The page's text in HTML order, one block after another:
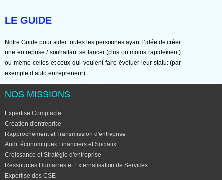
LE GUIDE
Notre Guide pour aider toutes les personnes ayant l’idée de créer
une entreprise / souhaitant se lancer (plus ou moins rapidement)
ou même celles et ceux qui veulent faire évoluer leur statut (par
exemple d’auto entrepreneur).
NOS MISSIONS
Expertise Comptable
Création d'entreprise
Rapprochement et Transmission d'entreprise
Audit économiques Financiers et Sociaux
Croissance et Stratégie d'entreprise
Ressources Humaines et Externalisation de Services
Expertise des CSE